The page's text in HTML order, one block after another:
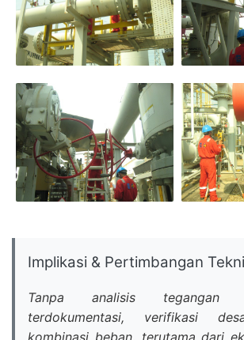
Implikasi & Pertimbangan
Tanpa analisis
terdokumentasi, verifikasi